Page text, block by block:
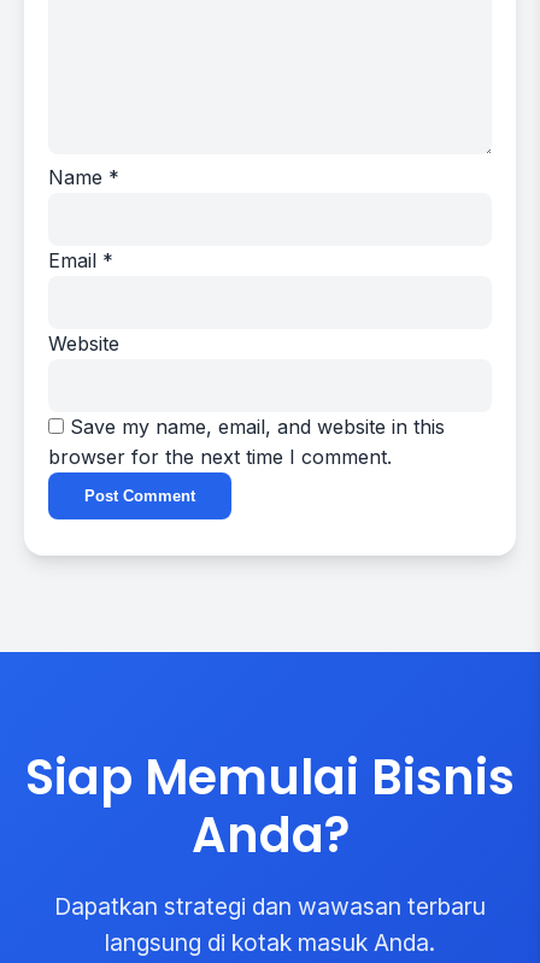
Name *
Email *
Website
Save my name, email, and website in this
browser for the next time I comment.
Siap Memulai Bisnis
Anda?
Dapatkan strategi dan wawasan terbaru
langsung di kotak masuk Anda.